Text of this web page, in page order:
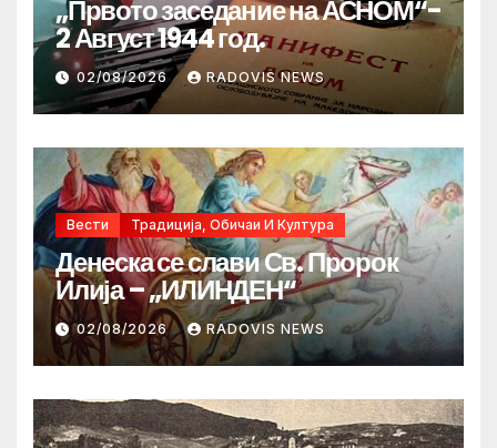
„Првото заседание на АСНОМ“-
2 Август 1944 год.
02/08/2026 RADOVIS NEWS
Вести Традиција, Обичаи И Култура
Денеска се слави Св. Пророк
Илија – „ИЛИНДЕН“
02/08/2026 RADOVIS NEWS